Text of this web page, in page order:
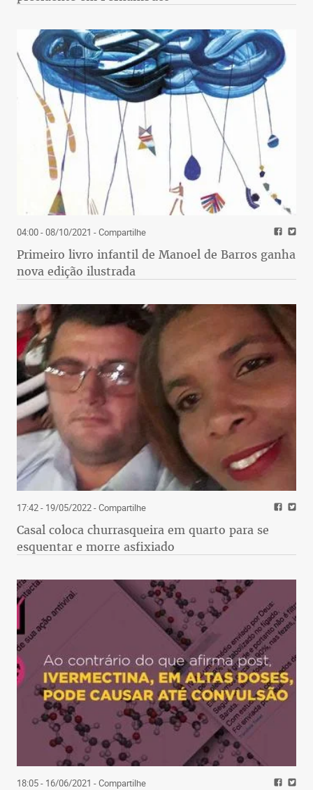
04:00 - 08/10/2021 - Compartilhe
Primeiro livro infantil de Manoel de Barros ganha
nova edição ilustrada
17:42 - 19/05/2022- Compartilhe
Casal coloca churrasqueira em quarto para se
esquentar e morre asfixiado
18:05 - 16/06/2021 - Compartilhe